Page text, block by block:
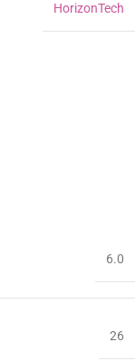
HorizonTech
6.0
26